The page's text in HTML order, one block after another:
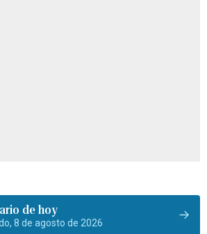
de hoy
8 de agosto de 2026